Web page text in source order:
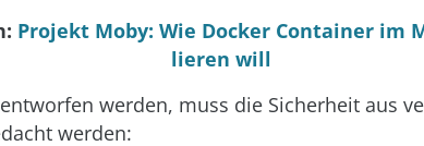
Projekt Moby: Wie Docker Container im
lieren will
werden, muss die Sicherheit aus
werden: